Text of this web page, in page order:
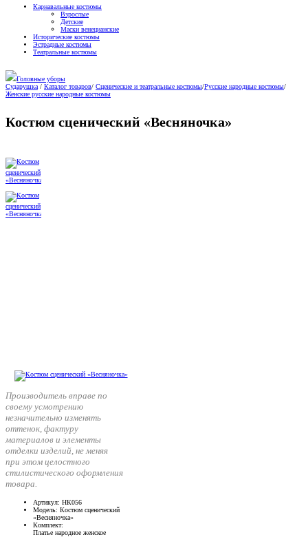
Карнавальные костюмы
Взрослые
Детские
Маски венецианские
Исторические костюмы
Эстрадные костюмы
Театральные костюмы
Головные уборы
Сударушка / Каталог товаров/ Сценические и театральные костюмы/Русские народные костюмы/
Женские русские народные костюмы
Костюм сценический «Весняночка»
Производитель вправе по
своему усмотрению
незначительно изменять
оттенок, фактуру
материалов и элементы
отделки изделий, не меняя
при этом целостного
стилистического оформления
товара.
Артикул: НК056
Модель: Костюм сценический
«Весняночка»
Комплект:
Платье народное женское